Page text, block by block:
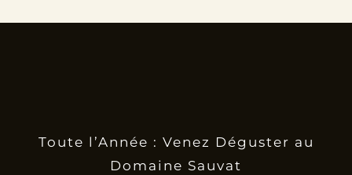
Toute l’Année : Venez Déguster au
Domaine Sauvat